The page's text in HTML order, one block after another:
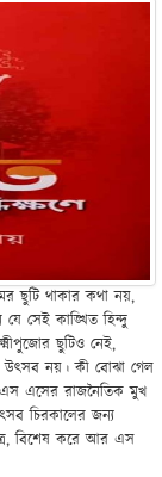
ছুটি থাকার কথা নয়,
যে সেই কাঙ্খিত হিন্দু
ছুটিও নেই,
উৎসব নয়। কী বোঝা গেল
এসের রাজনৈতিক মুখ
চিরকালের জন্য
বিশেষ করে আর এস